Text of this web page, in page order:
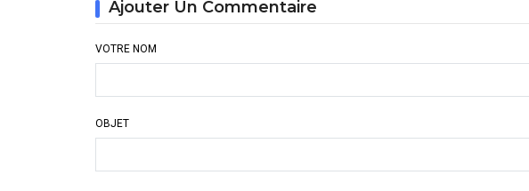
photos
mon
mon
Ajouter Un Commentaire
VOTRE NOM
OBJET